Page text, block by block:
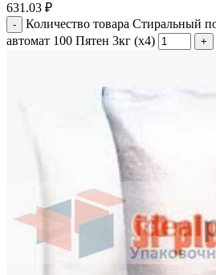
631.03 ₽
Количество товара
автомат 100 Пятен 3кг (х4)